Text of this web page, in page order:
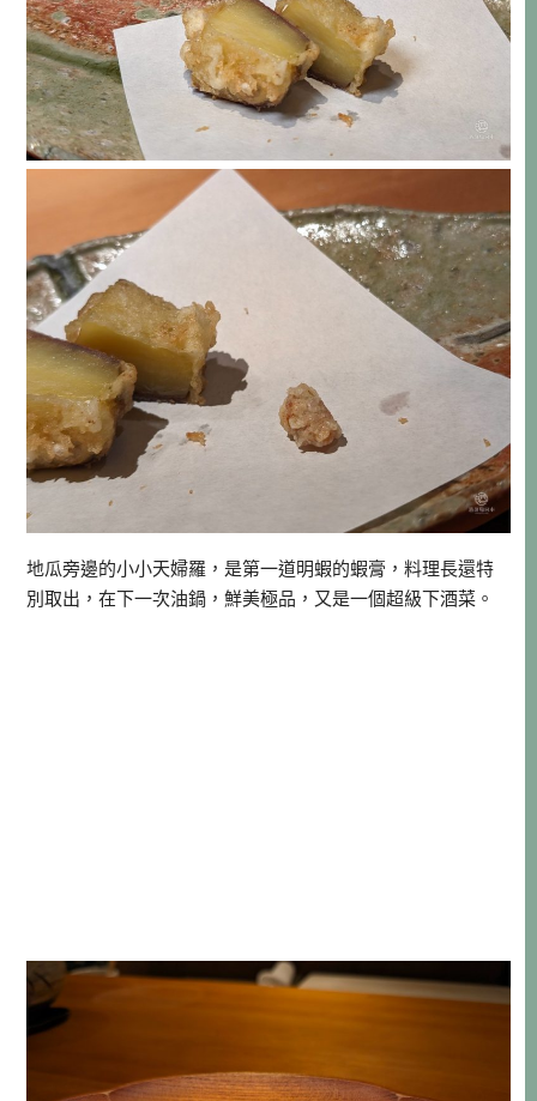
地瓜旁邊的小小天婦羅，是第一道明蝦的蝦膏，料理長還特
別取出，在下一次油鍋，鮮美極品，又是一個超級下酒菜。